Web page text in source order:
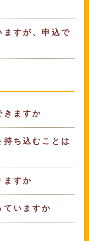
ますが、申込で
きますか
ち込むことは
ますか
ていますか